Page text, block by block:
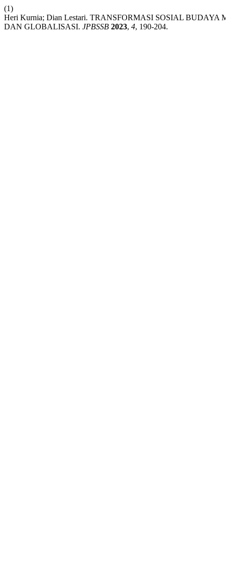
(1)
Heri Kurnia; Dian Lestari. TRANSFORMASI SOSIAL
DAN GLOBALISASI. JPBSSB 2023, 4, 190-204.